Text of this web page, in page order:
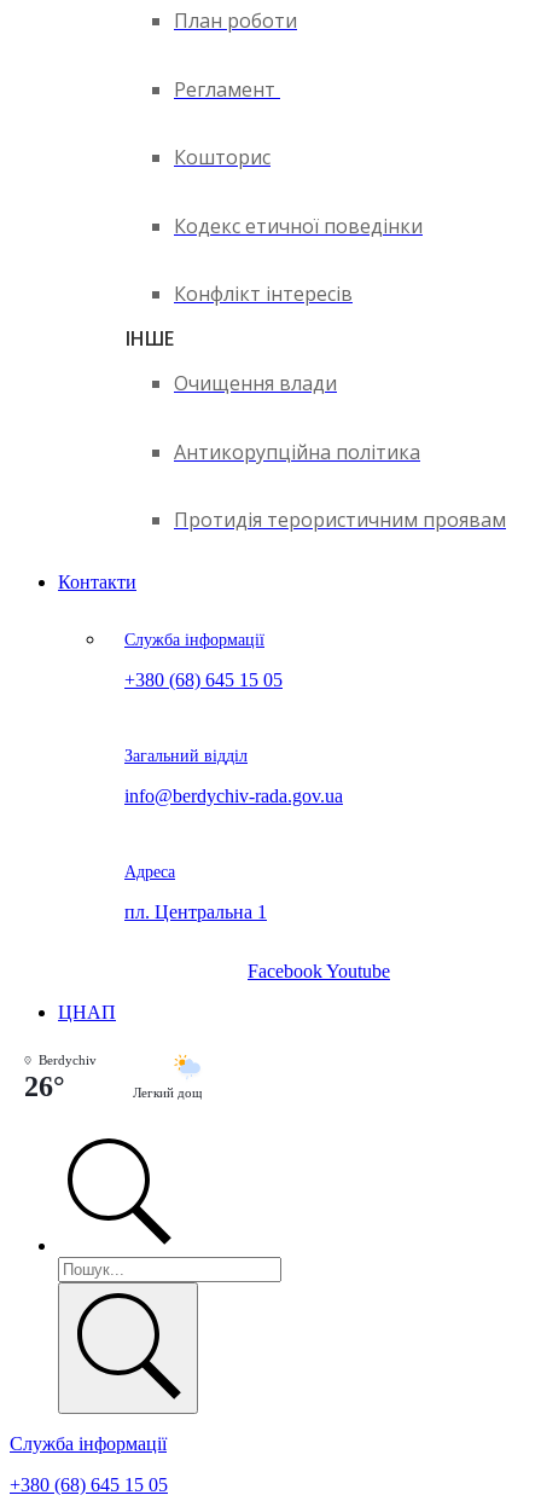
План роботи
Регламент
Кошторис
Кодекс етичної поведінки
Конфлікт інтересів
ІНШЕ
Очищення влади
Антикорупційна політика
Протидія терористичним проявам
Контакти
Служба інформації
+380 (68) 645 15 05
Загальний відділ
info@berdychiv-rada.gov.ua
Адреса
пл. Центральна 1
FacebookYoutube
ЦНАП
Berdychiv
26° Легкий дощ
Служба інформації
+380 (68) 645 15 05